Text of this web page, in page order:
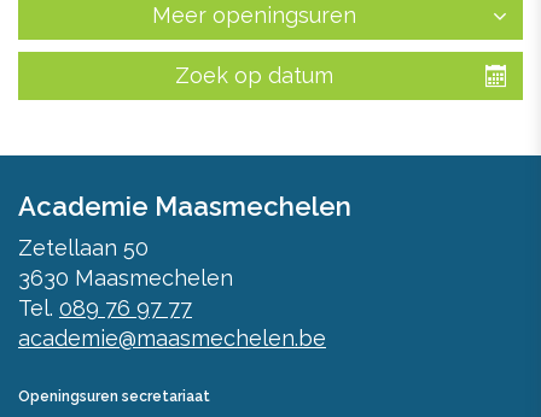
Meer openingsuren
Zoek op datum
Academie Maasmechelen
Zetellaan 50
3630 Maasmechelen
Tel. 089 76 97 77
academie@maasmechelen.be
Openingsuren secretariaat